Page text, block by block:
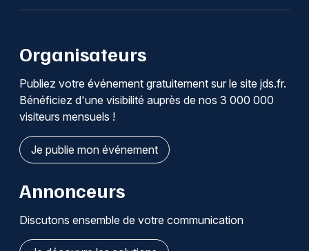
Organisateurs
Publiez votre événement gratuitement sur le site jds.fr.
Bénéficiez d'une visibilité auprès de nos 3 000 000
visiteurs mensuels !
Je publie mon événement
Annonceurs
Discutons ensemble de votre communication